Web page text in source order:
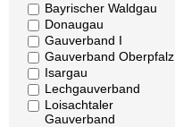
Bayrischer Waldgau
Donaugau
Gauverband I
Gauverband Oberpfalz
Isargau
Lechgauverband
Loisachtaler
Gauverband